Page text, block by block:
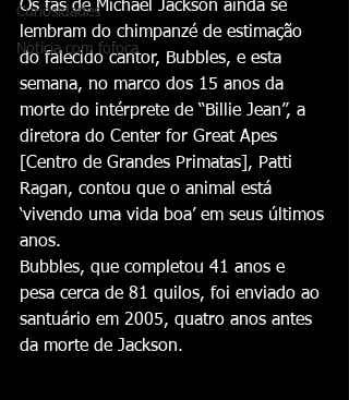
Curiosidades
Notícia com fofoca
Os fãs de Michael Jackson ainda se
lembram do chimpanzé de estimação
do falecido cantor, Bubbles, e esta
semana, no marco dos 15 anos da
morte do intérprete de “Billie Jean”, a
diretora do Center for Great Apes
[Centro de Grandes Primatas], Patti
Ragan, contou que o animal está
‘vivendo uma vida boa’ em seus últimos
anos.
Bubbles, que completou 41 anos e
pesa cerca de 81 quilos, foi enviado ao
santuário em 2005, quatro anos antes
da morte de Jackson.